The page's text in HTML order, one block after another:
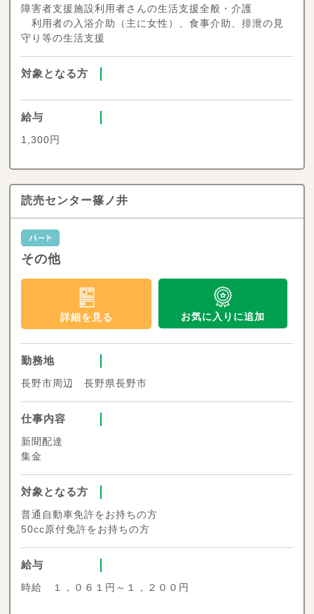
障害者支援施設利用者さんの生活支援全般・介護
利用者の入浴介助（主に女性）、食事介助、排泄の見
守り等の生活支援
対象となる方
給与
1,300円
読売センター篠ノ井
その他
詳細を見る お気に入りに追加
勤務地
長野市周辺 長野県長野市
仕事内容
新聞配達
集金
対象となる方
普通自動車免許をお持ちの方
50cc原付免許をお持ちの方
給与
時給 １，０６１円～１，２００円